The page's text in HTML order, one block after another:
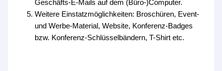
Geschäfts-E-Mails auf dem (Büro-)Computer.
Weitere Einstatzmöglichkeiten: Broschüren, Event-
und Werbe-Material, Website, Konferenz-Badges
bzw. Konferenz-Schlüsselbändern, T-Shirt etc.